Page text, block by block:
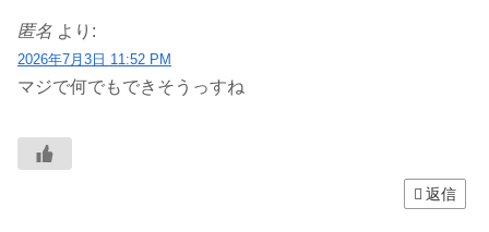
匿名 より:
2026年7月3日 11:52 PM
マジで何でもできそうっすね
返信